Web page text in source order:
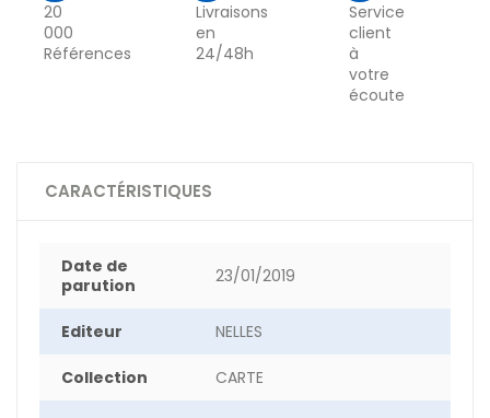
20
000
Références
Livraisons
en
24/48h
Service
client
à
votre
écoute
CARACTÉRISTIQUES
Date de
parution
23/01/2019
Editeur NELLES
Collection CARTE